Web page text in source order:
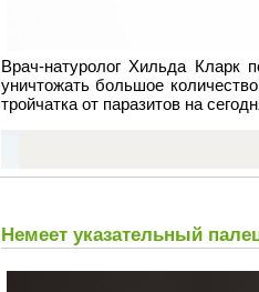
Врач-натуролог Хильда Кларк
уничтожать большое
тройчатка от паразитов на
Немеет указательный